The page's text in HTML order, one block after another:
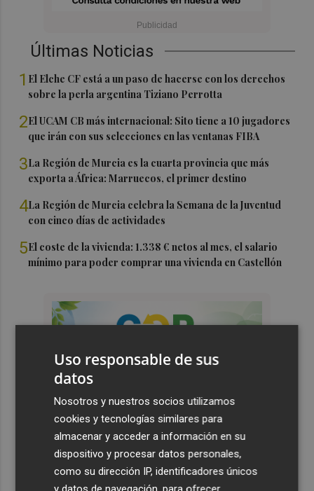
Últimas Noticias
1 El Elche CF está a un paso de hacerse con los derechos
sobre la perla argentina Tiziano Perrotta
2El UCAM CB más internacional: Sito tiene a 10 jugadores
que irán con sus selecciones en las ventanas FIBA
3La Región de Murcia es la cuarta provincia que más
exporta a África: Marruecos, el primer destino
4La Región de Murcia celebra la Semana de la Juventud
con cinco días de actividades
5El coste de la vivienda: 1.338 € netos al mes, el salario
mínimo para poder comprar una vivienda en Castellón
Uso responsable de sus
datos
Nosotros y nuestros socios utilizamos
cookies y tecnologías similares para
almacenar y acceder a información en su
dispositivo y procesar datos personales,
como su dirección IP, identificadores únicos